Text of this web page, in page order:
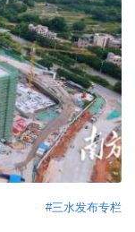
#三水发布专栏